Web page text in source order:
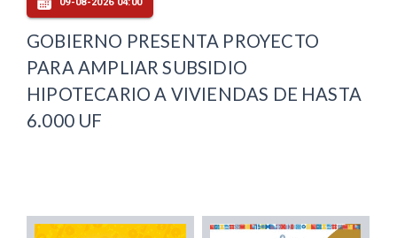
09-08-2026 04:00
GOBIERNO PRESENTA PROYECTO
PARA AMPLIAR SUBSIDIO
HIPOTECARIO A VIVIENDAS DE HASTA
6.000 UF